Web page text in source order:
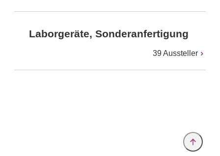
Laborgeräte, Sonderanfertigung
39 Aussteller